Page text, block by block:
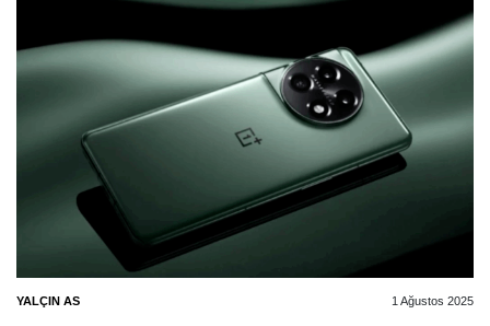
YALÇIN AS 1 Ağustos 2025